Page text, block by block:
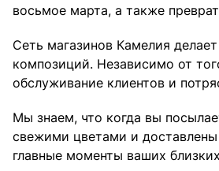
восьмое марта, а также
Сеть магазинов Камелия
композиций. Независимо от
обслуживание клиентов и
Мы знаем, что когда вы
свежими цветами и
главные моменты ваших